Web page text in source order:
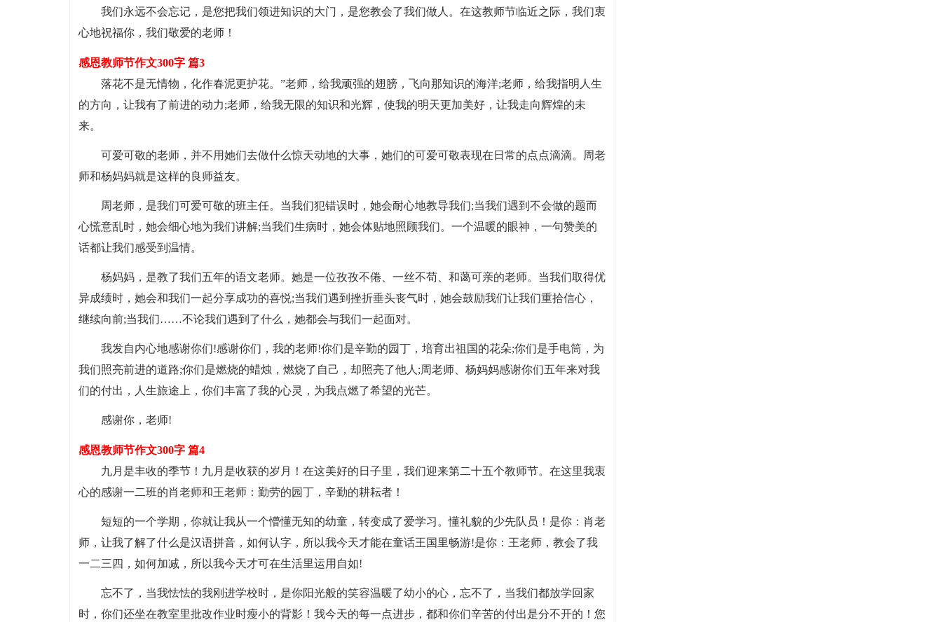
我们永远不会忘记，是您把我们领进知识的大门，是您教会了我们做人。在这教师节临近之际，我们衷
心地祝福你，我们敬爱的老师！
感恩教师节作文300字 篇3
落花不是无情物，化作春泥更护花。”老师，给我顽强的翅膀，飞向那知识的海洋;老师，给我指明人生
的方向，让我有了前进的动力;老师，给我无限的知识和光辉，使我的明天更加美好，让我走向辉煌的未
来。
可爱可敬的老师，并不用她们去做什么惊天动地的大事，她们的可爱可敬表现在日常的点点滴滴。周老
师和杨妈妈就是这样的良师益友。
周老师，是我们可爱可敬的班主任。当我们犯错误时，她会耐心地教导我们;当我们遇到不会做的题而
心慌意乱时，她会细心地为我们讲解;当我们生病时，她会体贴地照顾我们。一个温暖的眼神，一句赞美的
话都让我们感受到温情。
杨妈妈，是教了我们五年的语文老师。她是一位孜孜不倦、一丝不苟、和蔼可亲的老师。当我们取得优
异成绩时，她会和我们一起分享成功的喜悦;当我们遇到挫折垂头丧气时，她会鼓励我们让我们重拾信心，
继续向前;当我们……不论我们遇到了什么，她都会与我们一起面对。
我发自内心地感谢你们!感谢你们，我的老师!你们是辛勤的园丁，培育出祖国的花朵;你们是手电筒，为
我们照亮前进的道路;你们是燃烧的蜡烛，燃烧了自己，却照亮了他人;周老师、杨妈妈感谢你们五年来对我
们的付出，人生旅途上，你们丰富了我的心灵，为我点燃了希望的光芒。
感谢你，老师!
感恩教师节作文300字 篇4
九月是丰收的季节！九月是收获的岁月！在这美好的日子里，我们迎来第二十五个教师节。在这里我衷
心的感谢一二班的肖老师和王老师：勤劳的园丁，辛勤的耕耘者！
短短的一个学期，你就让我从一个懵懂无知的幼童，转变成了爱学习。懂礼貌的少先队员！是你：肖老
师，让我了解了什么是汉语拼音，如何认字，所以我今天才能在童话王国里畅游!是你：王老师，教会了我
一二三四，如何加减，所以我今天才可在生活里运用自如!
忘不了，当我怯怯的我刚进学校时，是你阳光般的笑容温暖了幼小的心，忘不了，当我们都放学回家
时，你们还坐在教室里批改作业时瘦小的背影！我今天的每一点进步，都和你们辛苦的付出是分不开的！您